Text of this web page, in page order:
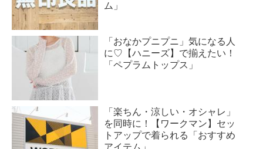
ム」
「おなかプニプニ」気になる人
に♡【ハニーズ】で揃えたい！
「ペプラムトップス」
「楽ちん・涼しい・オシャレ」
を同時に！【ワークマン】セッ
トアップで着られる「おすすめ
アイテム」